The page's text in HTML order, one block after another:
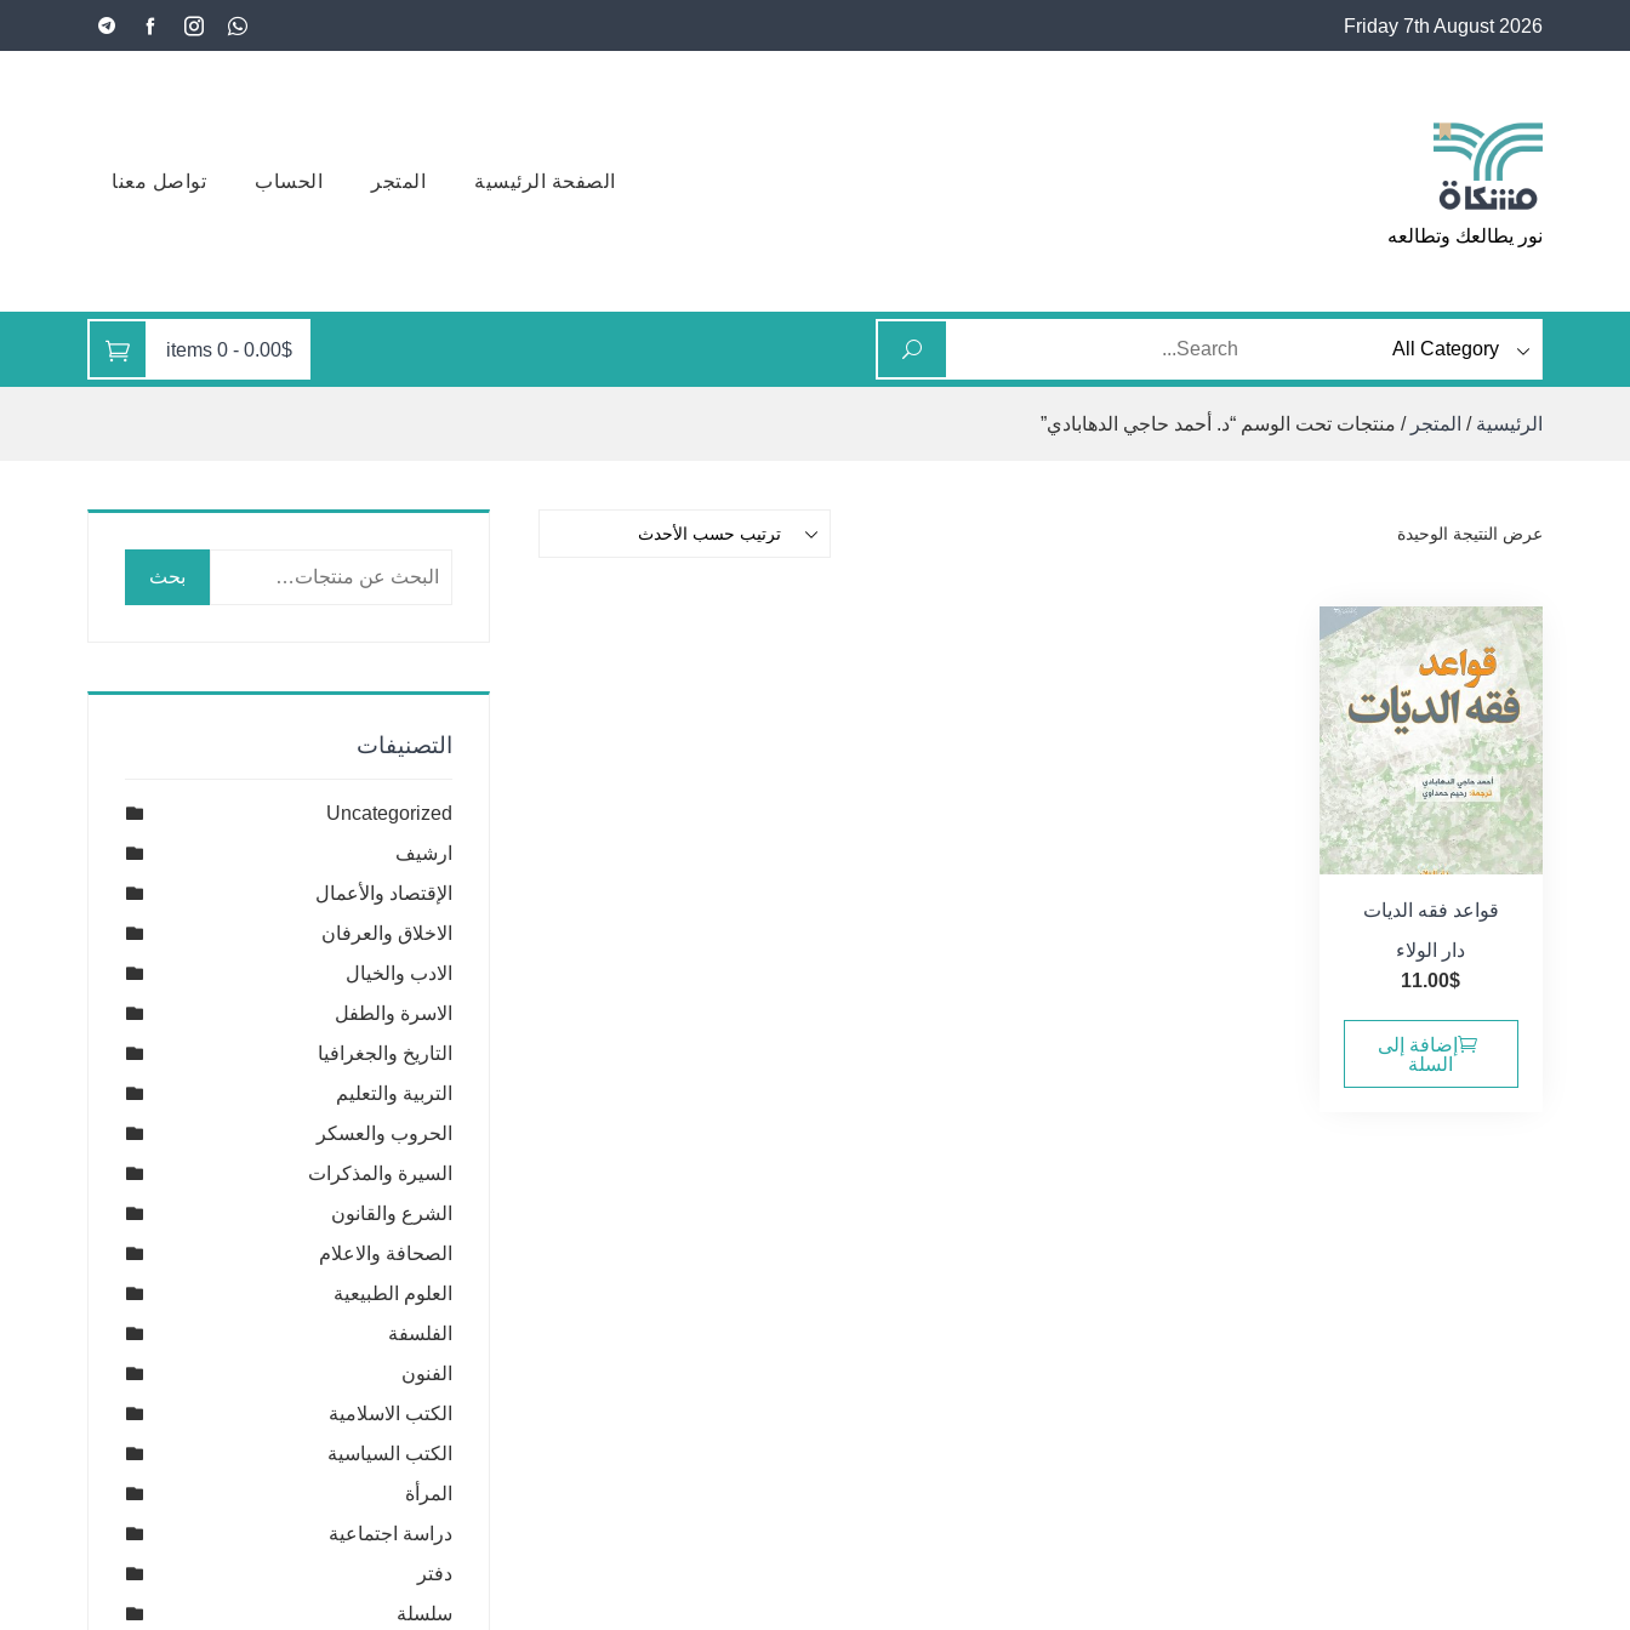
Friday 7th August 2026
مشكاة
نور يطالعك وتطالعه
الصفحة الرئيسية المتجر الحساب تواصل معنا
0.00$
-
0 items
الرئيسية / المتجر / منتجات تحت الوسم “د. أحمد حاجي الدهابادي”
عرض النتيجة الوحيدة
قواعد فقه الديات
دار الولاء
11.00$
إضافة إلى
السلة
بحث
التصنيفات
Uncategorized
ارشيف
الإقتصاد والأعمال
الاخلاق والعرفان
الادب والخيال
الاسرة والطفل
التاريخ والجغرافيا
التربية والتعليم
الحروب والعسكر
السيرة والمذكرات
الشرع والقانون
الصحافة والاعلام
العلوم الطبيعية
الفلسفة
الفنون
الكتب الاسلامية
الكتب السياسية
المرأة
دراسة اجتماعية
دفتر
سلسلة